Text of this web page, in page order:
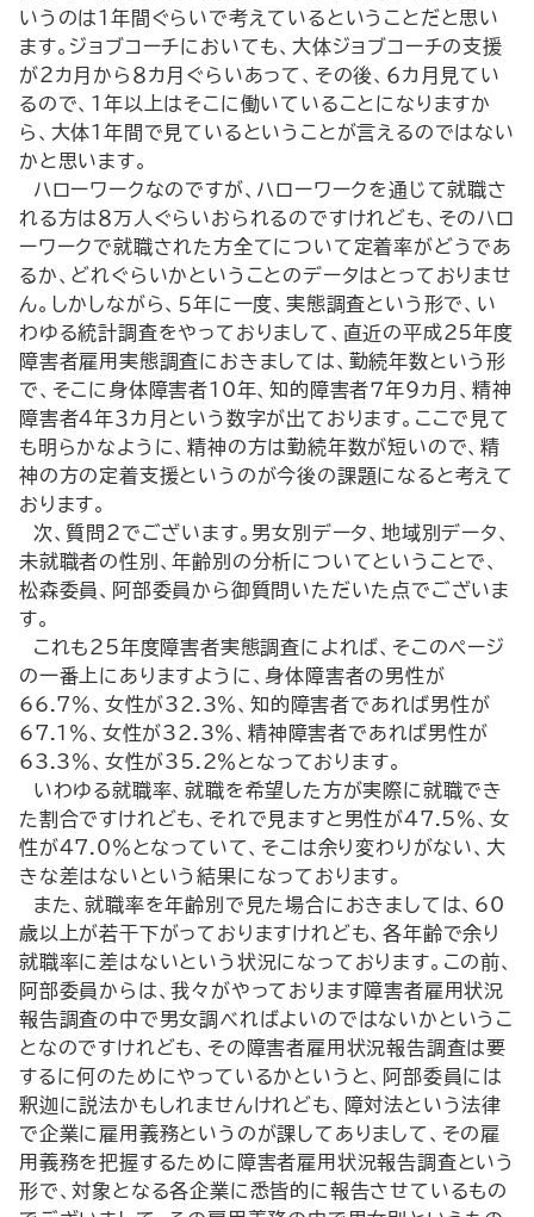
いうのは１年間ぐらいで考えているということだと思い
ます。ジョブコーチにおいても、大体ジョブコーチの支援
が２カ月から８カ月ぐらいあって、その後、６カ月見てい
るので、１年以上はそこに働いていることになりますか
ら、大体１年間で見ているということが言えるのではない
かと思います。
ハローワークなのですが、ハローワークを通じて就職さ
れる方は８万人ぐらいおられるのですけれども、そのハロ
ーワークで就職された方全てについて定着率がどうであ
るか、どれぐらいかということのデータはとっておりませ
ん。しかしながら、５年に一度、実態調査という形で、い
わゆる統計調査をやっておりまして、直近の平成25年度
障害者雇用実態調査におきましては、勤続年数という形
で、そこに身体障害者10年、知的障害者７年９カ月、精神
障害者４年３カ月という数字が出ております。ここで見て
も明らかなように、精神の方は勤続年数が短いので、精
神の方の定着支援というのが今後の課題になると考えて
おります。
次、質問２でございます。男女別データ、地域別データ、
未就職者の性別、年齢別の分析についてということで、
松森委員、阿部委員から御質問いただいた点でございま
す。
これも25年度障害者実態調査によれば、そこのページ
の一番上にありますように、身体障害者の男性が
66.7％、女性が32.3％、知的障害者であれば男性が
67.1％、女性が32.3％、精神障害者であれば男性が
63.3％、女性が35.2％となっております。
いわゆる就職率、就職を希望した方が実際に就職でき
た割合ですけれども、それで見ますと男性が47.5％、女
性が47.0％となっていて、そこは余り変わりがない、大
きな差はないという結果になっております。
また、就職率を年齢別で見た場合におきましては、60
歳以上が若干下がっておりますけれども、各年齢で余り
就職率に差はないという状況になっております。この前、
阿部委員からは、我々がやっております障害者雇用状況
報告調査の中で男女調べればよいのではないかというこ
となのですけれども、その障害者雇用状況報告調査は要
するに何のためにやっているかというと、阿部委員には
釈迦に説法かもしれませんけれども、障対法という法律
で企業に雇用義務というのが課してありまして、その雇
用義務を把握するために障害者雇用状況報告調査という
形で、対象となる各企業に悉皆的に報告させているもの